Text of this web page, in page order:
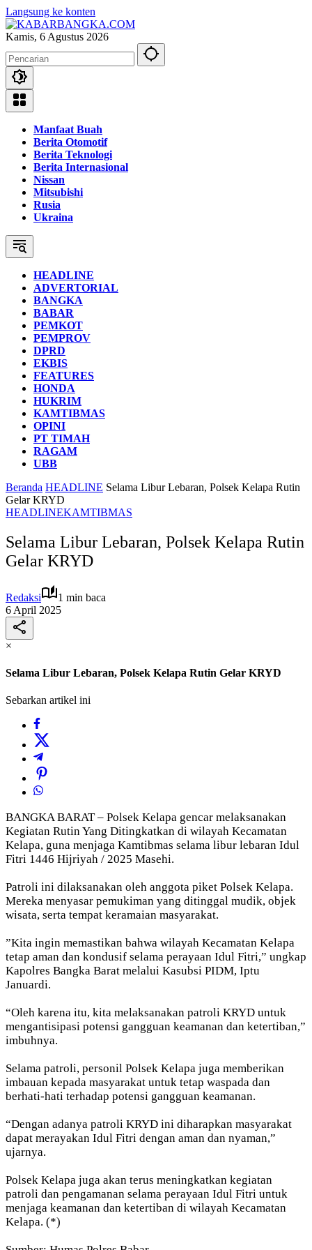
Langsung ke konten
Kamis, 6 Agustus 2026
Manfaat Buah
Berita Otomotif
Berita Teknologi
Berita Internasional
Nissan
Mitsubishi
Rusia
Ukraina
HEADLINE
ADVERTORIAL
BANGKA
BABAR
PEMKOT
PEMPROV
DPRD
EKBIS
FEATURES
HONDA
HUKRIM
KAMTIBMAS
OPINI
PT TIMAH
RAGAM
UBB
Beranda HEADLINE Selama Libur Lebaran, Polsek Kelapa Rutin
Gelar KRYD
HEADLINEKAMTIBMAS
Selama Libur Lebaran, Polsek Kelapa Rutin
Gelar KRYD
Redaksi
1 min baca
6 April 2025
×
Selama Libur Lebaran, Polsek Kelapa Rutin Gelar KRYD
Sebarkan artikel ini
BANGKA BARAT – Polsek Kelapa gencar melaksanakan
Kegiatan Rutin Yang Ditingkatkan di wilayah Kecamatan
Kelapa, guna menjaga Kamtibmas selama libur lebaran Idul
Fitri 1446 Hijriyah / 2025 Masehi.
Patroli ini dilaksanakan oleh anggota piket Polsek Kelapa.
Mereka menyasar pemukiman yang ditinggal mudik, objek
wisata, serta tempat keramaian masyarakat.
”Kita ingin memastikan bahwa wilayah Kecamatan Kelapa
tetap aman dan kondusif selama perayaan Idul Fitri,” ungkap
Kapolres Bangka Barat melalui Kasubsi PIDM, Iptu
Januardi.
“Oleh karena itu, kita melaksanakan patroli KRYD untuk
mengantisipasi potensi gangguan keamanan dan ketertiban,”
imbuhnya.
Selama patroli, personil Polsek Kelapa juga memberikan
imbauan kepada masyarakat untuk tetap waspada dan
berhati-hati terhadap potensi gangguan keamanan.
“Dengan adanya patroli KRYD ini diharapkan masyarakat
dapat merayakan Idul Fitri dengan aman dan nyaman,”
ujarnya.
Polsek Kelapa juga akan terus meningkatkan kegiatan
patroli dan pengamanan selama perayaan Idul Fitri untuk
menjaga keamanan dan ketertiban di wilayah Kecamatan
Kelapa. (*)